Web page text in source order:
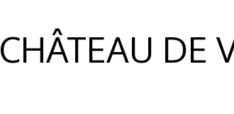
CHÂTEAU DE